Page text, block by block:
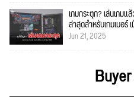
เกมกระตุก? เล่นเกม
ล่าสุดสำหรับเกมเมอร์
Jun 21, 2025